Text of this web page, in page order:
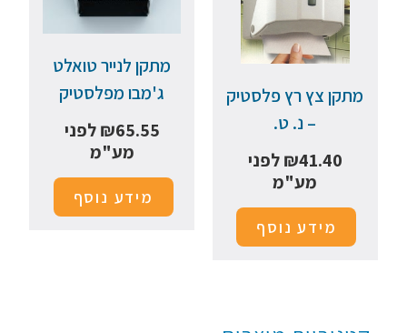
מתקן צץ רץ פלסטיק
– נ. ט.
₪41.40
לפני
מע"מ
מידע נוסף
מתקן לנייר טואלט
ג'מבו מפלסטיק
₪65.55
לפני
מע"מ
מידע נוסף